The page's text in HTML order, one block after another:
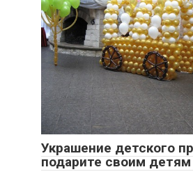
Украшение детского
подарите своим детям